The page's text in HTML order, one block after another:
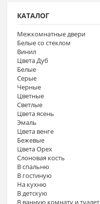
КАТАЛОГ
Межкомнатные двери
Белые со стеклом
Винил
Цвета Дуб
Белые
Серые
Черные
Цветные
Светлые
Цвета ясень
Эмаль
Цвета венге
Бежевые
Цвета Орех
Слоновая кость
В спальню
В гостиную
На кухню
В детскую
В ванную комнату и туалет